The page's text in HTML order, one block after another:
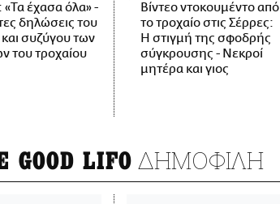
«Τα έχασα όλα» -
δηλώσεις του
συζύγου των
του τροχαίου
Βίντεο ντοκουμέντο από
το τροχαίο στις Σέρρες:
Η στιγμή της σφοδρής
σύγκρουσης - Νεκροί
μητέρα και γιος
GOOD LIFO ΔΗΜΟΦΙΛΗ